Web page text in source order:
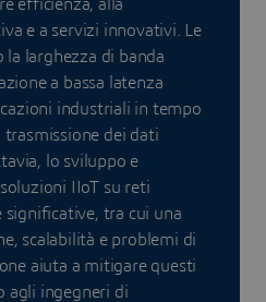
efficienza, alla
e a servizi innovativi. Le
larghezza di banda
a bassa latenza
industriali in tempo
trasmissione dei dati
lo sviluppo e
IIoT su reti
tra cui una
scalabilità e problemi di
aiuta a mitigare questi
agli ingegneri di